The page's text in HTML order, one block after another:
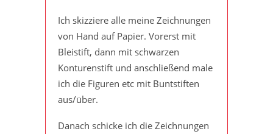
Ich skizziere alle meine Zeichnungen
von Hand auf Papier. Vorerst mit
Bleistift, dann mit schwarzen
Konturenstift und anschließend male
ich die Figuren etc mit Buntstiften
aus/über.
Danach schicke ich die Zeichnungen